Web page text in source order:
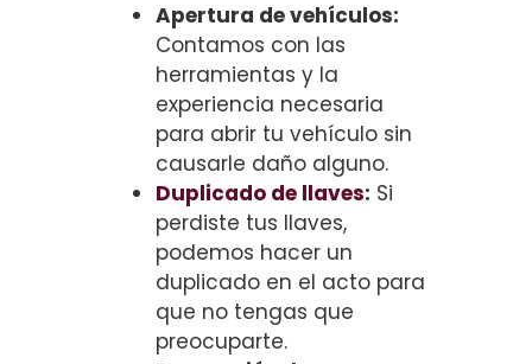
Apertura de vehículos:
Contamos con las
herramientas y la
experiencia necesaria
para abrir tu vehículo sin
causarle daño alguno.
Duplicado de llaves: Si
perdiste tus llaves,
podemos hacer un
duplicado en el acto para
que no tengas que
preocuparte.